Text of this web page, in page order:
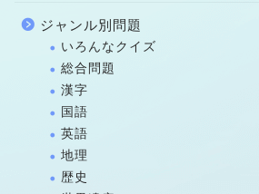
ジャンル別問題
いろんなクイズ
総合問題
漢字
国語
英語
地理
歴史